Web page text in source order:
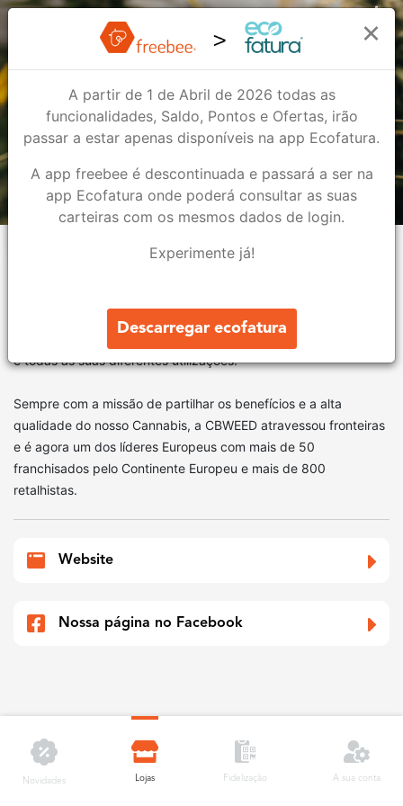
Cbweed Loures & Alverca
Cbweed Loures & Alverca
Saúde & Bem-Estar
2 1
A CBWEED nasceu em Itália, mais exatamente em Forli, em
Setembro de 2017 através de uma paixão comum – A Cannabis
e todas as suas diferentes utilizações.
Sempre com a missão de partilhar os benefícios e a alta
qualidade do nosso Cannabis, a CBWEED atravessou fronteiras
e é agora um dos líderes Europeus com mais de 50
franchisados pelo Continente Europeu e mais de 800
retalhistas.
Website
Nossa página no Facebook
×
A partir de 1 de Abril de 2026 todas as
funcionalidades, Saldo, Pontos e Ofertas, irão
passar a estar apenas disponíveis na app Ecofatura.
A app freebee é descontinuada e passará a ser na
app Ecofatura onde poderá consultar as suas
carteiras com os mesmos dados de login.
Experimente já!
Descarregar ecofatura
Novidades Lojas Fidelização A sua conta